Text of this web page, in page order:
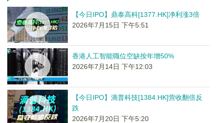
【今日IPO】鼎泰高科[1377.HK]净利涨3倍
2026年7月15日 下午5:51
香港人工智能職位空缺按年增50%
2026年7月14日 下午12:03
【今日IPO】滴普科技[1384.HK]营收翻倍反
跌
2026年7月20日 下午5:20